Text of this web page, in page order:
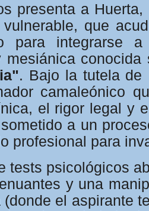
presenta a
que
para integrarse a
mesiánica conocida
. Bajo la tutela
camaleónico
el rigor legal y
a un
profesional para
tests psicológicos
y una
(donde el aspirante